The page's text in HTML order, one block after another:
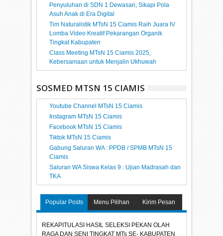
Penyuluhan di SDN 1 Dewasari, Sikapi Pola
Asuh Anak di Era Digital
Tim Naturalistik MTsN 15 Ciamis Raih Juara IV
Lomba Video Kreatif Pekarangan Organik
Tingkat Kabupaten
Class Meeting MTsN 15 Ciamis 2025,
Kebersamaan untuk Menjalin Ukhuwah
SOSMED MTSN 15 CIAMIS
Youtube Channel MTsN 15 Ciamis
Instagram MTsN 15 Ciamis
Facebook MTsN 15 Ciamis
Tiktok MTsN 15 Ciamis
Gabung Saluran WA : PPDB / SPMB MTsN 15
Ciamis
Saluran WA Siswa Kelas 9 : Ujian Madrasah dan
TKA
Popular Posts Menu Pilihan Kirim Pesan
REKAPITULASI HASIL SELEKSI PEKAN OLAH
RAGA DAN SENI TINGKAT MTs SE- KABUPATEN